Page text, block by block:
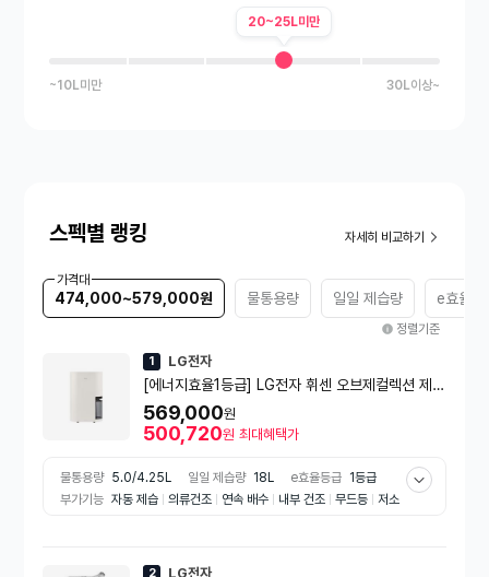
20~25L미만
~10L미만 30L이상~
스펙별 랭킹 자세히 비교하기
가격대
474,000~579,000원 물통용량 일일 제습량 e효율등
정렬기준
1 LG전자
[에너지효율1등급] LG전자 휘센 오브제컬렉션 제습
기 18L DQ185MEGA
569,000원
500,720원 최대혜택가
물통용량 5.0/4.25L 일일 제습량 18L e효율등급 1등급
부가기능 자동 제습 의류건조 연속 배수 내부 건조 무드등
저소
2 LG전자